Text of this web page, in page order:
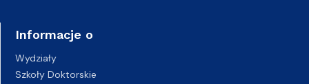
Informacje o
Wydziały
Szkoły Doktorskie